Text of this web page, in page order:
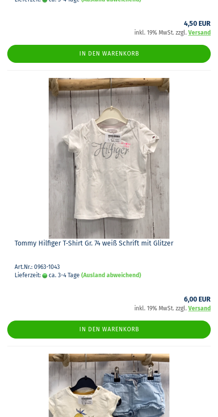
4,50 EUR
inkl. 19% MwSt. zzgl. Versand
IN DEN WARENKORB
Tommy Hil­fi­ger T-​Shirt Gr. 74 weiß Schrift mit Glit­zer
Art.Nr.: 0963-1043
Lieferzeit:
ca. 3-4 Tage (Ausland abweichend)
6,00 EUR
inkl. 19% MwSt. zzgl. Versand
IN DEN WARENKORB